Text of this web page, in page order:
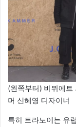
(왼쪽부터) 비뮈에
머 신혜영 디자이너
특히 트라노이는 유